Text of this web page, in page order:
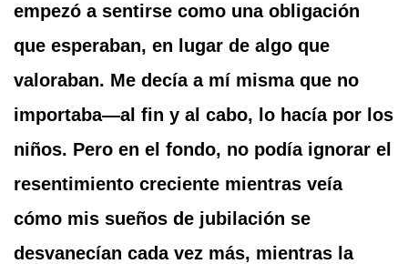
empezó a sentirse como una obligación
que esperaban, en lugar de algo que
valoraban. Me decía a mí misma que no
importaba—al fin y al cabo, lo hacía por los
niños. Pero en el fondo, no podía ignorar el
resentimiento creciente mientras veía
cómo mis sueños de jubilación se
desvanecían cada vez más, mientras la